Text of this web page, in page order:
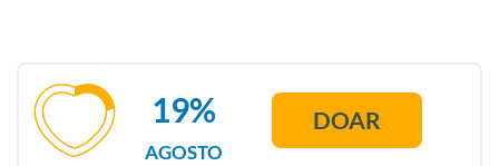
AGOSTO
19% DOAR